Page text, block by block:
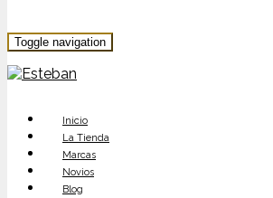
Toggle navigation
Inicio
La Tienda
Marcas
Novios
Blog